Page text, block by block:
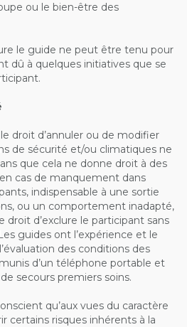
ou le bien-être des
le guide ne peut être tenu pour
dû à quelques initiatives que se
droit d’annuler ou de modifier
de sécurité et/ou climatiques ne
que cela ne donne droit à des
cas de manquement dans
indispensable à une sortie
ou un comportement inadapté,
droit d’exclure le participant sans
guides ont l’expérience et le
des conditions des
d’un téléphone portable et
secours premiers soins.
qu’aux vues du caractère
certains risques inhérents à la